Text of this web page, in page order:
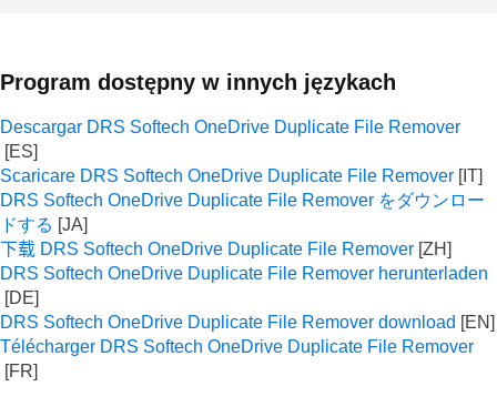
Program dostępny w innych językach
Descargar DRS Softech OneDrive Duplicate File Remover
Scaricare DRS Softech OneDrive Duplicate File Remover
DRS Softech OneDrive Duplicate File Remover をダウンロー
ドする
下载 DRS Softech OneDrive Duplicate File Remover
DRS Softech OneDrive Duplicate File Remover herunterladen
DRS Softech OneDrive Duplicate File Remover download
Télécharger DRS Softech OneDrive Duplicate File Remover